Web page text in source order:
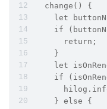
  change() {
let
if
      return;
    }
let
if
    } else {